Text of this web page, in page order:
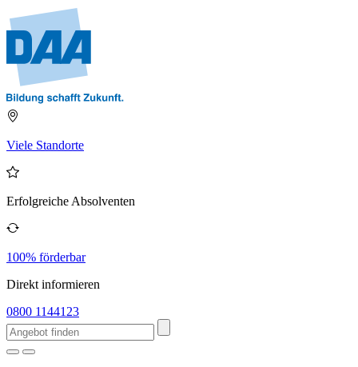
Viele Standorte
Erfolgreiche Absolventen
100% förderbar
Direkt informieren
0800 1144123